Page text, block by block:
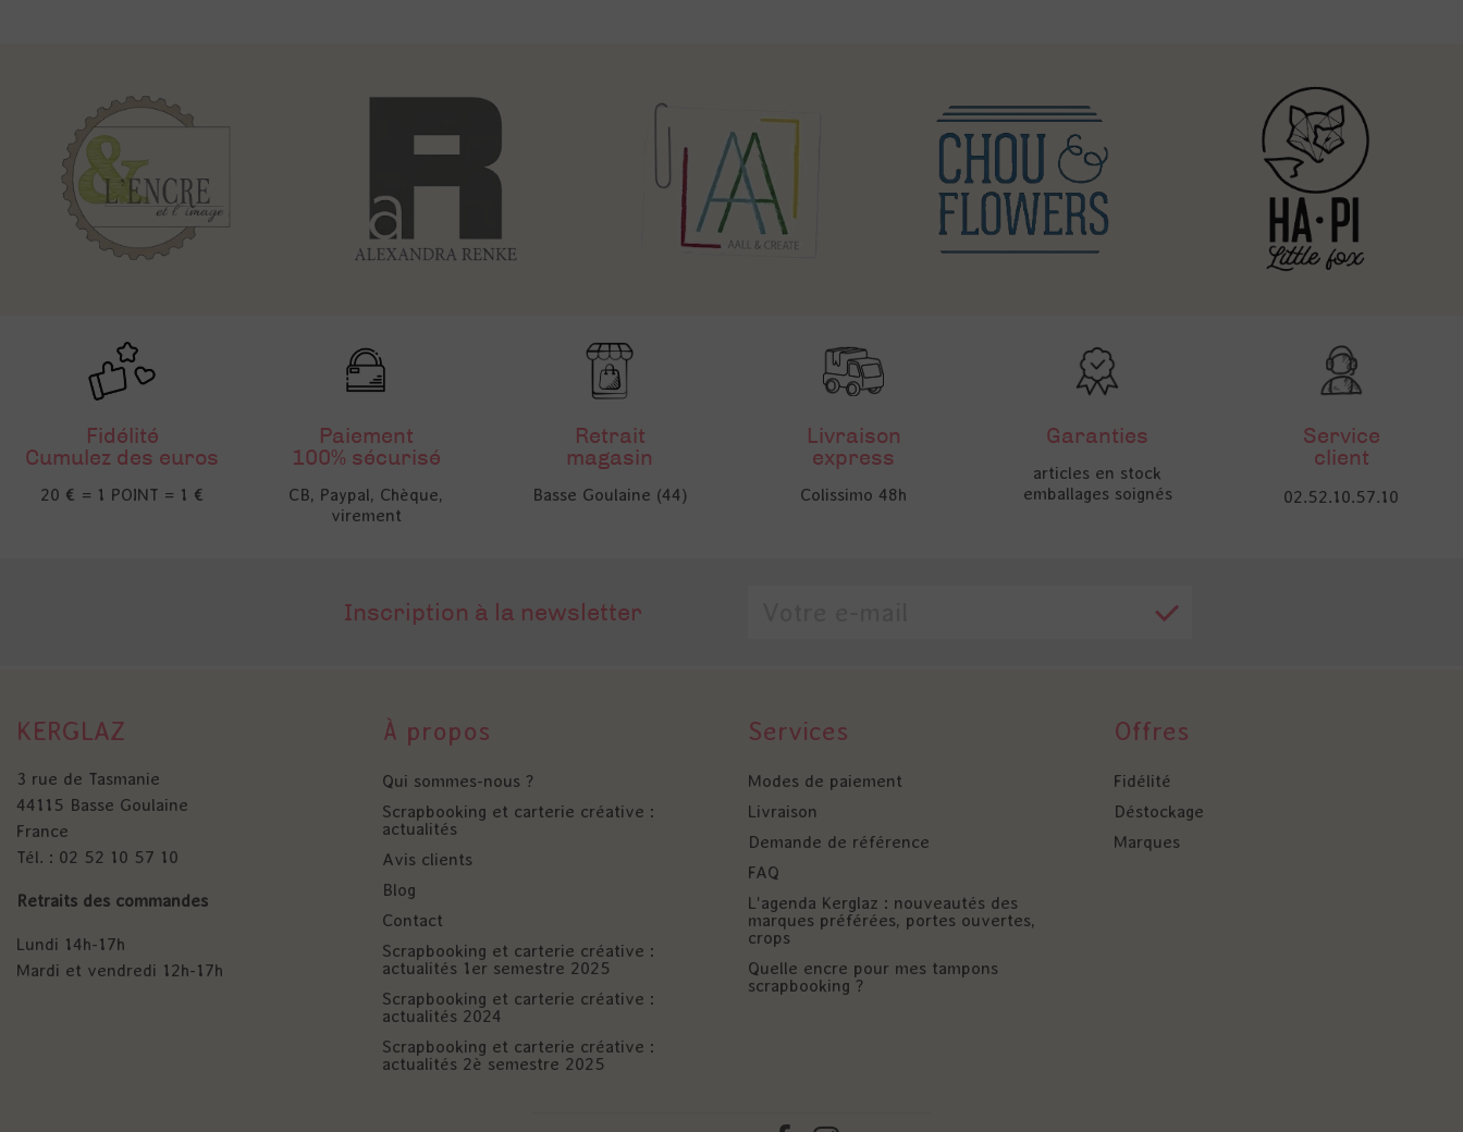
Fidélité
Cumulez des euros
20 € = 1 POINT = 1 €
Paiement
100% sécurisé
CB, Paypal, Chèque,
virement
Retrait
magasin
Basse Goulaine (44)
Livraison
express
Colissimo 48h
Garanties
articles en stock
emballages soignés
Service
client
02.52.10.57.10
Inscription à la newsletter
KERGLAZ
3 rue de Tasmanie
44115 Basse Goulaine
France
Tél. : 02 52 10 57 10
Retraits des commandes
Lundi 14h-17h
Mardi et vendredi 12h-17h
À propos
Qui sommes-nous ?
Scrapbooking et carterie créative :
actualités
Avis clients
Blog
Contact
Scrapbooking et carterie créative :
actualités 1er semestre 2025
Scrapbooking et carterie créative :
actualités 2024
Scrapbooking et carterie créative :
actualités 2è semestre 2025
Services
Modes de paiement
Livraison
Demande de référence
FAQ
L'agenda Kerglaz : nouveautés des
marques préférées, portes ouvertes,
crops
Quelle encre pour mes tampons
scrapbooking ?
Offres
Fidélité
Déstockage
Marques